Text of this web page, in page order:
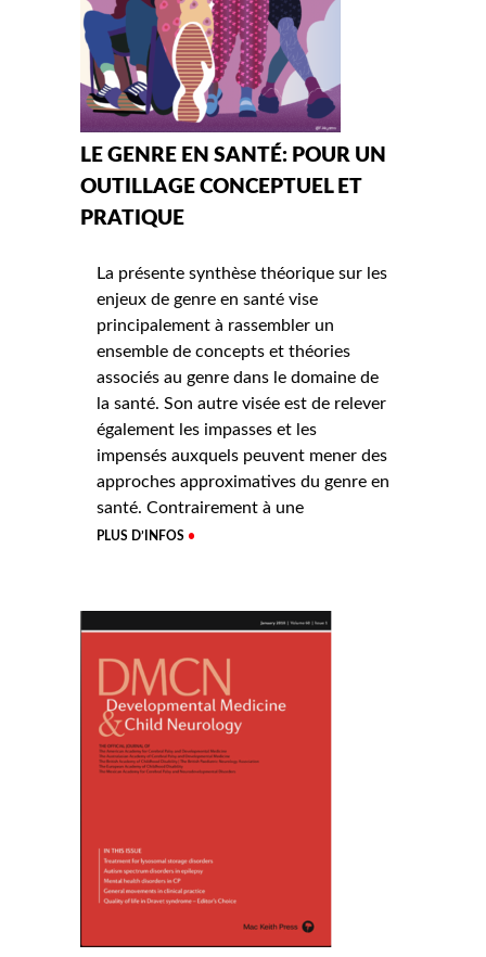
LE GENRE EN SANTÉ: POUR UN
OUTILLAGE CONCEPTUEL ET
PRATIQUE
La présente synthèse théorique sur les
enjeux de genre en santé vise
principalement à rassembler un
ensemble de concepts et théories
associés au genre dans le domaine de
la santé. Son autre visée est de relever
également les impasses et les
impensés auxquels peuvent mener des
approches approximatives du genre en
santé. Contrairement à une
PLUS D’INFOS